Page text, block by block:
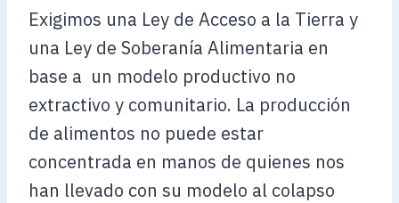
Exigimos una Ley de Acceso a la Tierra y
una Ley de Soberanía Alimentaria en
base a un modelo productivo no
extractivo y comunitario. La producción
de alimentos no puede estar
concentrada en manos de quienes nos
han llevado con su modelo al colapso